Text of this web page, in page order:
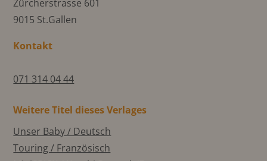
Zürcherstrasse 601
9015 St.Gallen
Kontakt
071 314 04 44
Weitere Titel dieses Verlages
Unser Baby / Deutsch
Touring / Französisch